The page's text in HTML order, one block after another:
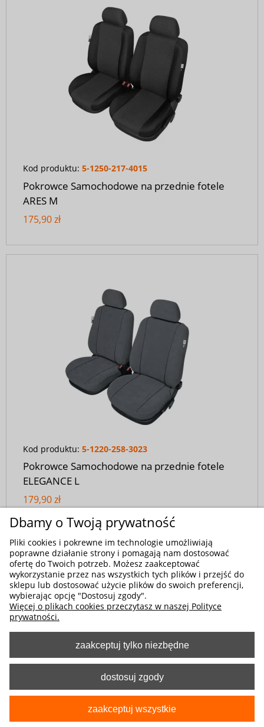
Kod produktu: 5-1250-217-4015
Pokrowce Samochodowe na przednie fotele
ARES M
175,90 zł
Kod produktu: 5-1220-258-3023
Pokrowce Samochodowe na przednie fotele
ELEGANCE L
179,90 zł
Dbamy o Twoją prywatność
Pliki cookies i pokrewne im technologie umożliwiają
poprawne działanie strony i pomagają nam dostosować
ofertę do Twoich potrzeb. Możesz zaakceptować
wykorzystanie przez nas wszystkich tych plików i przejść do
sklepu lub dostosować użycie plików do swoich preferencji,
wybierając opcję "Dostosuj zgody".
Więcej o plikach cookies przeczytasz w naszej Polityce
prywatności.
zaakceptuj tylko niezbędne
dostosuj zgody
zaakceptuj wszystkie